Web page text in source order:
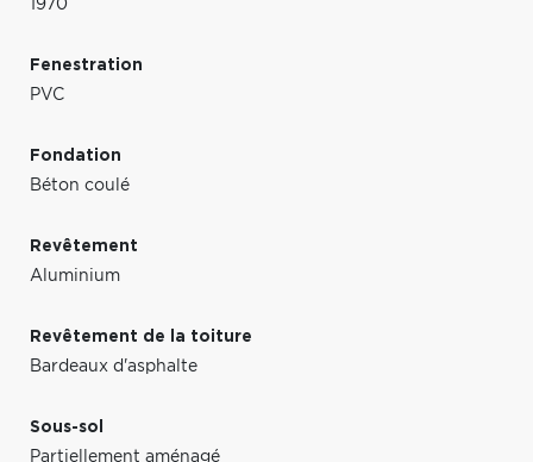
1970
Fenestration
PVC
Fondation
Béton coulé
Revêtement
Aluminium
Revêtement de la toiture
Bardeaux d'asphalte
Sous-sol
Partiellement aménagé